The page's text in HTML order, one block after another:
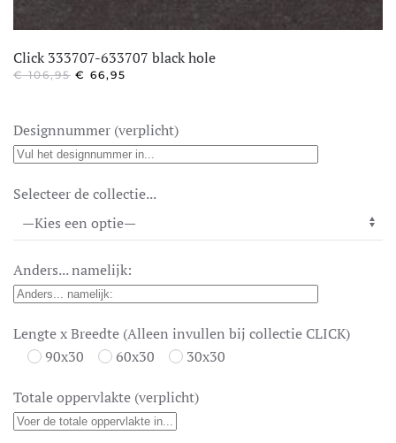
Click 333707-633707 black hole
€106,95 OORSPRONKELIJKE
€ 66,95
€ 66,95.
Designnummer (verplicht)
Selecteer de collectie...
Anders... namelijk:
Lengte x Breedte (Alleen invullen bij collectie CLICK)
90x30
60x30 30x30
Totale oppervlakte (verplicht)